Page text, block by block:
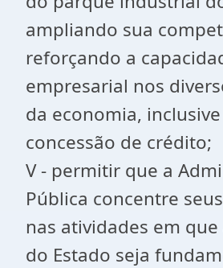
ampliando sua
reforçando a
empresarial nos
da economia,
concessão de crédito;
V - permitir que a
Pública concentre
nas atividades em
do Estado seja